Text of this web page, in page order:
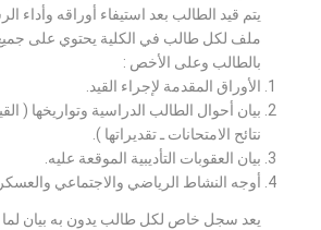
يتم قيد الطالب بعد استيفاء أوراقه وأداء
ملف لكل طالب في الكلية يحتوي على جميع
بالطالب وعلى الأخص :
الأوراق المقدمة لإجراء القيد.
بيان أحوال الطالب الدراسية وتواريخها (
نتائح الامتحانات ـ تقديراتها ).
بيان العقوبات التأديبية الموقعة عليه.
أوجه النشاط الرياضي والاجتماعي
يعد سجل خاص لكل طالب يدون به بيان لما